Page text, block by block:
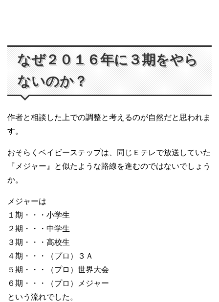
なぜ２０１６年に３期をやら
ないのか？
作者と相談した上での調整と考えるのが自然だと思われま
す。
おそらくベイビーステップは、同じＥテレで放送していた
『メジャー』と似たような路線を進むのではないでしょう
か。
メジャーは
１期・・・小学生
２期・・・中学生
３期・・・高校生
４期・・・（プロ）３Ａ
５期・・・（プロ）世界大会
６期・・・（プロ）メジャー
という流れでした。